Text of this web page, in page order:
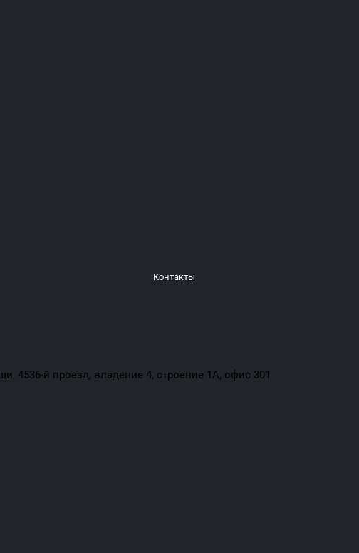
Контакты
4536-й проезд, владение 4, строение 1А, офис 301